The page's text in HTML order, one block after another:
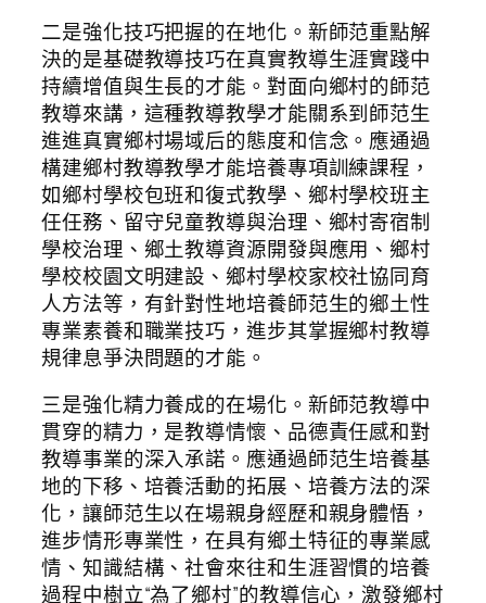
二是強化技巧把握的在地化。新師范重點解
決的是基礎教導技巧在真實教導生涯實踐中
持續增值與生長的才能。對面向鄉村的師范
教導來講，這種教導教學才能關系到師范生
進進真實鄉村場域后的態度和信念。應通過
構建鄉村教導教學才能培養專項訓練課程，
如鄉村學校包班和復式教學、鄉村學校班主
任任務、留守兒童教導與治理、鄉村寄宿制
學校治理、鄉土教導資源開發與應用、鄉村
學校校園文明建設、鄉村學校家校社協同育
人方法等，有針對性地培養師范生的鄉土性
專業素養和職業技巧，進步其掌握鄉村教導
規律息爭決問題的才能。
三是強化精力養成的在場化。新師范教導中
貫穿的精力，是教導情懷、品德責任感和對
教導事業的深入承諾。應通過師范生培養基
地的下移、培養活動的拓展、培養方法的深
化，讓師范生以在場親身經歷和親身體悟，
進步情形專業性，在具有鄉土特征的專業感
情、知識結構、社會來往和生涯習慣的培養
過程中樹立“為了鄉村”的教導信心，激發鄉村